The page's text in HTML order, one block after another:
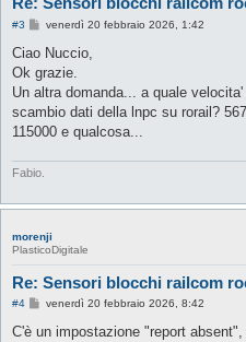
#3
M
s
a
g
i
o
venerdì 20 febbraio 2026, 1:42
Ciao Nuccio,
Ok grazie.
Un altra domanda... a quale
scambio dati della lnpc su rorail?
115000 e qualcosa...
Fabio.
morenji
PlasticoDigitale
Re: Sensori blocchi railcom
#4
M
s
venerdì 20 febbraio 2026, 8:42
C'è un impostazione "report